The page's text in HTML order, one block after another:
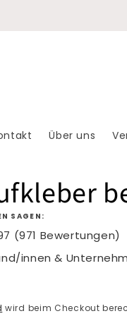
Über uns
SAGEN:
(971 Bewertungen)
innen &
wird beim Checkout